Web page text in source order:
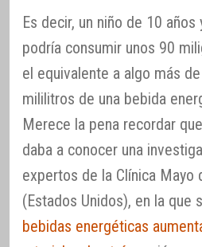
Es decir, un niño de 10
podría consumir unos 90
el equivalente a algo más
mililitros de una bebida
Merece la pena recordar
daba a conocer una
expertos de la Clínica Mayo
(Estados Unidos), en la que
bebidas energéticas